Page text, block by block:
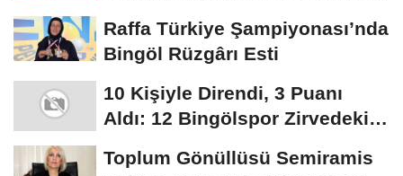
Raffa Türkiye Şampiyonası’nda
Bingöl Rüzgârı Esti
10 Kişiyle Direndi, 3 Puanı
Aldı: 12 Bingölspor Zirvedeki
Toplum Gönüllüsü Semiramis